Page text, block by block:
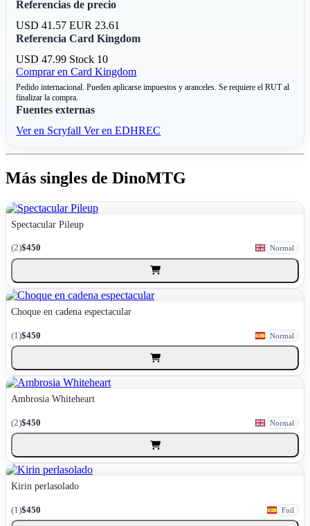
Referencias de precio
USD 41.57EUR 23.61
Referencia Card Kingdom
USD 47.99 Stock 10
Comprar en Card Kingdom
Pedido internacional. Pueden aplicarse impuestos y aranceles. Se requiere el RUT al
finalizar la compra.
Fuentes externas
Ver en ScryfallVer en EDHREC
Más singles de DinoMTG
Spectacular Pileup
(2)$450 Normal
Choque en cadena espectacular
(1)$450 Normal
Ambrosia Whiteheart
(2)$450 Normal
Kirin perlasolado
(1)$450 Foil